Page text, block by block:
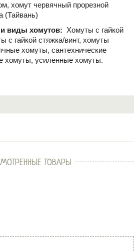
хомут червячный прорезной
(Тайвань)
виды хомутов: Хомуты с гайкой
с гайкой стяжка/винт, хомуты
хомуты, сантехнические
хомуты, усиленные хомуты.
ТОВАРЫ